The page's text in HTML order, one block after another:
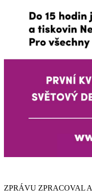
ZPRÁVU ZPRACOVAL